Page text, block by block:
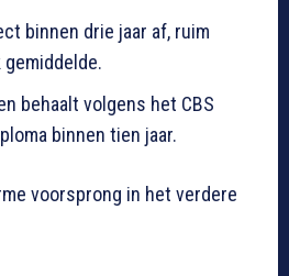
binnen drie jaar af, ruim
behaalt volgens het CBS
binnen tien jaar.
voorsprong in het verdere